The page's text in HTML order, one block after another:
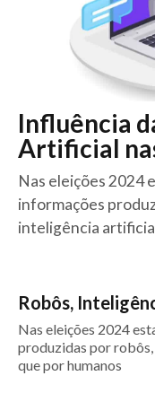
Influência
Artificial
Nas eleições 2024
informações
inteligência
Robôs,
Nas eleições 2024
produzidas por
que por humanos